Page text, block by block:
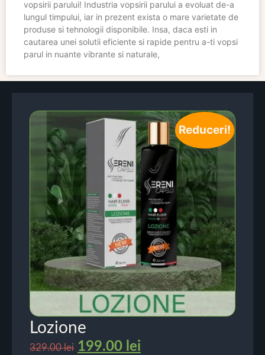
vopsirii parului! Industria vopsirii parului a evoluat de-a
lungul timpului, iar in prezent exista o mare varietate de
produse si tehnologii disponibile. Insa, daca esti in
cautarea unei solutii eficiente si rapide pentru a-ti vopsi
parul in nuante vibrante si naturale,
Reduceri!
Lozione
329.00lei 199.00 lei